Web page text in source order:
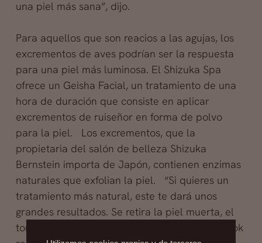
una piel más sana”, dijo.
Para aquellos que son reacios a las agujas, los
excrementos de aves podrían ser la respuesta
para una piel más luminosa. El Shizuka Spa
ofrece un Geisha Facial, un tratamiento de una
hora de duración que consiste en aplicar
excrementos de ruiseñor en forma de polvo
para la piel. Los excrementos, que la
propietaria del salón de belleza Shizuka
Bernstein importa de Japón, contienen enzimas
naturales que exfolian la piel. “Si quieres un
tratamiento más natural, este te dará unos
grandes resultados. Se retira la piel muerta, el
tono de piel es más brillante y sales con un look